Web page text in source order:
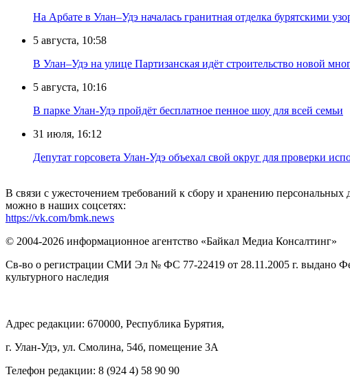
На Арбате в Улан–Удэ началась гранитная отделка бурятскими
5 августа, 10:58
В Улан–Удэ на улице Партизанская идёт строительство новой
5 августа, 10:16
В парке Улан-Удэ пройдёт бесплатное пенное шоу для всей семьи
31 июля, 16:12
Депутат горсовета Улан-Удэ объехал свой округ для проверки
В связи с ужесточением требований к сбору и хранению
можно в наших соцсетях:
https://vk.com/bmk.news
© 2004-2026 информационное агентство «Байкал Медиа Консалтинг»
Св-во о регистрации СМИ Эл № ФС 77-22419 от 28.11.2005 г. выдано
культурного наследия
Адрес редакции: 670000, Республика Бурятия,
г. Улан-Удэ, ул. Смолина, 54б, помещение 3А
Телефон редакции: ‎‎8 (924 4) 58 90 90